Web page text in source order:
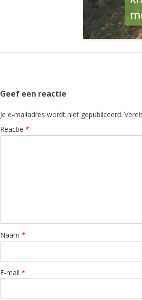
Geef een reactie
Je e-mailadres wordt niet gepubliceerd.
Reactie *
Naam *
E-mail *